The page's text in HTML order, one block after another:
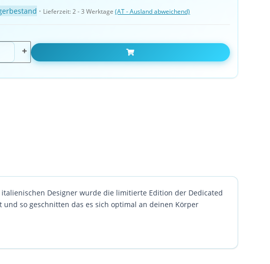
· Lieferzeit:2 - 3 Werktage(AT - Ausland abweichend)
In den Warenkorb
Designer wurde die limitierte Edition der Dedicated
so geschnitten das es sich optimal an deinen Körper